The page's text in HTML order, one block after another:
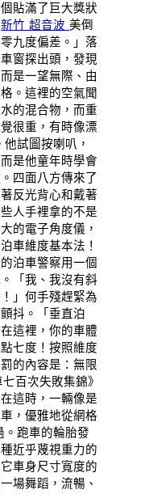
貼滿了巨大獎狀
新竹 超音波美倒
九度偏差。」落
窗探出頭，發現
是一望無際、由
。這裡的空氣聞
的混合物，而重
很重，有時像漂
試圖按喇叭，
是他童年時學會
四面八方傳來了
反光背心和戴著
人手裡拿的不是
的電子角度儀，
車維度基本法！
泊車警察用一個
「我、我沒有斜
」何手殘趕緊為
抖。「垂直泊
這裡，你的車體
七度！按照維度
的內容是：無限
百次失敗集錦》
這時，一輛像是
，優雅地從網格
。跑車的輪胎發
近乎蔑視重力的
車身尺寸寬度的
場舞蹈，流暢、